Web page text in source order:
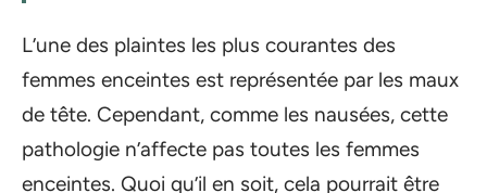
L’une des plaintes les plus courantes des
femmes enceintes est représentée par les maux
de tête. Cependant, comme les nausées, cette
pathologie n’affecte pas toutes les femmes
enceintes. Quoi qu’il en soit, cela pourrait être